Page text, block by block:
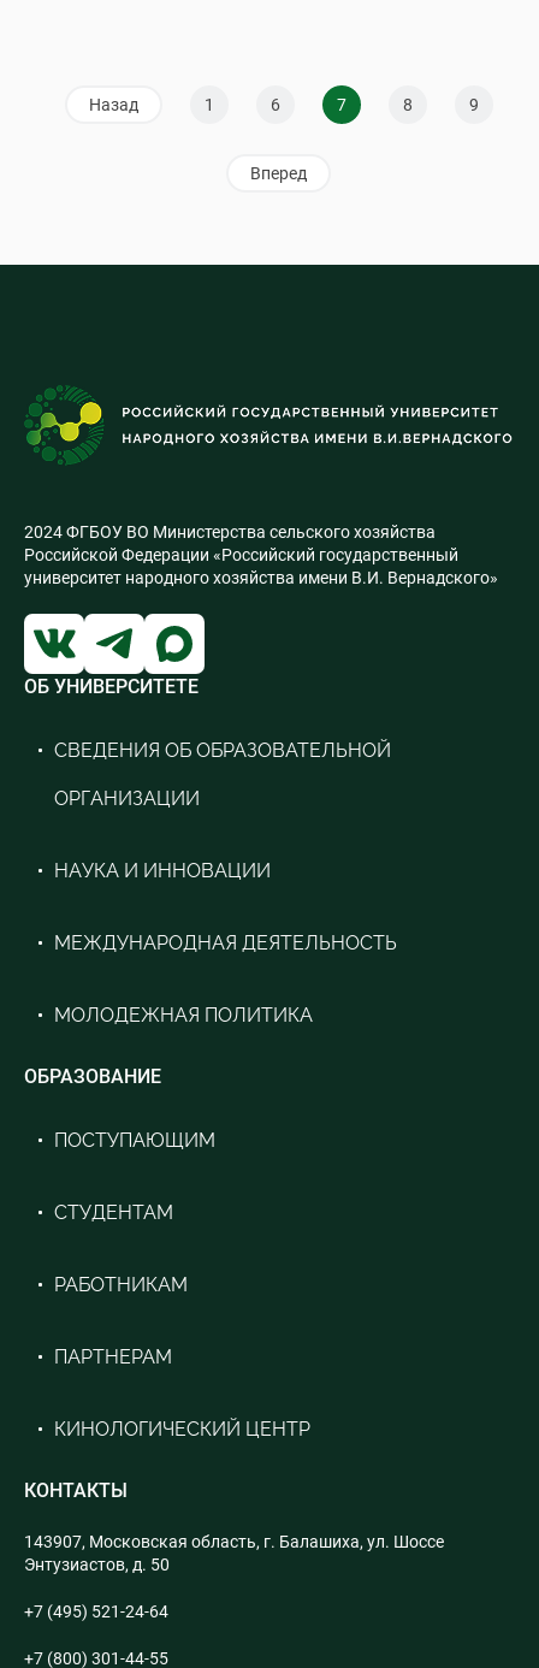
Назад 1 6 7 8 9
Вперед
2024 ФГБОУ ВО Министерства сельского хозяйства
Российской Федерации «Российский государственный
университет народного хозяйства имени В.И. Вернадского»
ОБ УНИВЕРСИТЕТЕ
СВЕДЕНИЯ ОБ ОБРАЗОВАТЕЛЬНОЙ
ОРГАНИЗАЦИИ
НАУКА И ИННОВАЦИИ
МЕЖДУНАРОДНАЯ ДЕЯТЕЛЬНОСТЬ
МОЛОДЕЖНАЯ ПОЛИТИКА
ОБРАЗОВАНИЕ
ПОСТУПАЮЩИМ
СТУДЕНТАМ
РАБОТНИКАМ
ПАРТНЕРАМ
КИНОЛОГИЧЕСКИЙ ЦЕНТР
КОНТАКТЫ
143907, Московская область, г. Балашиха, ул. Шоссе
Энтузиастов, д. 50
+7 (495) 521-24-64
+7 (800) 301-44-55